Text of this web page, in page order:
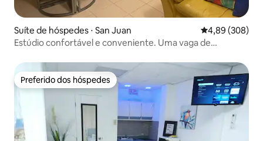
Suíte de hóspedes ⋅ San Juan 4,89 de uma
4,89 (308)
Estúdio confortável e conveniente. Uma vaga de
Preferido dos hóspedes
Preferido dos hóspedes